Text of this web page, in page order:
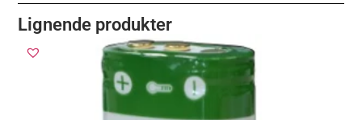
Lignende produkter